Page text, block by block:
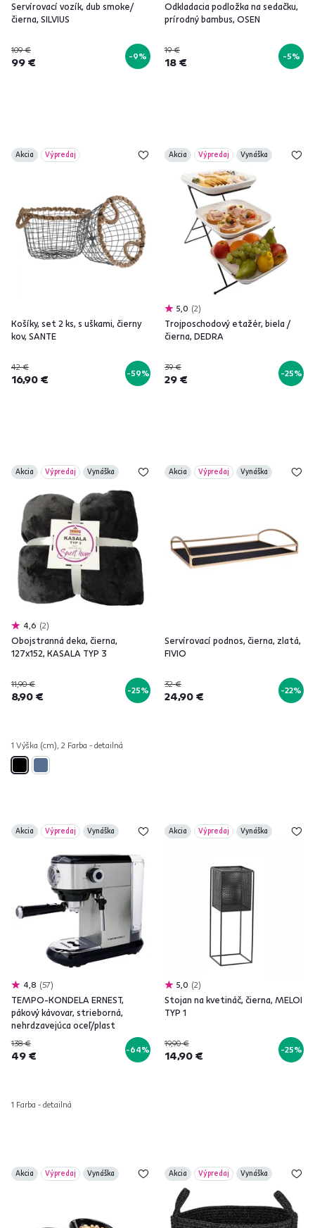
Servírovací vozík, dub smoke/
čierna, SILVIUS
109 €
99 € -9%
Odkladacia podložka na sedačku,
prírodný bambus, OSEN
19 €
18 € -5%
Akcia Výpredaj
Košíky, set 2 ks, s uškami, čierny
kov, SANTE
42 €
16,90 € -59%
Akcia Výpredaj Vynáška
5,0 2
Trojposchodový etažér, biela /
čierna, DEDRA
39 €
29 € -25%
Akcia Výpredaj Vynáška
4,6 2
Obojstranná deka, čierna,
127x152, KASALA TYP 3
11,90 €
8,90 € -25%
1 Výška (cm), 2 Farba - detailná
Akcia Výpredaj Vynáška
Servírovací podnos, čierna, zlatá,
FIVIO
32 €
24,90 € -22%
Akcia Výpredaj Vynáška
4,8 57
TEMPO-KONDELA ERNEST,
pákový kávovar, strieborná,
nehrdzavejúca oceľ/plast
138 €
49 € -64%
1 Farba - detailná
Akcia Výpredaj Vynáška
5,0 2
Stojan na kvetináč, čierna, MELOI
TYP 1
19,90 €
14,90 € -25%
Akcia Výpredaj Vynáška Akcia Výpredaj Vynáška